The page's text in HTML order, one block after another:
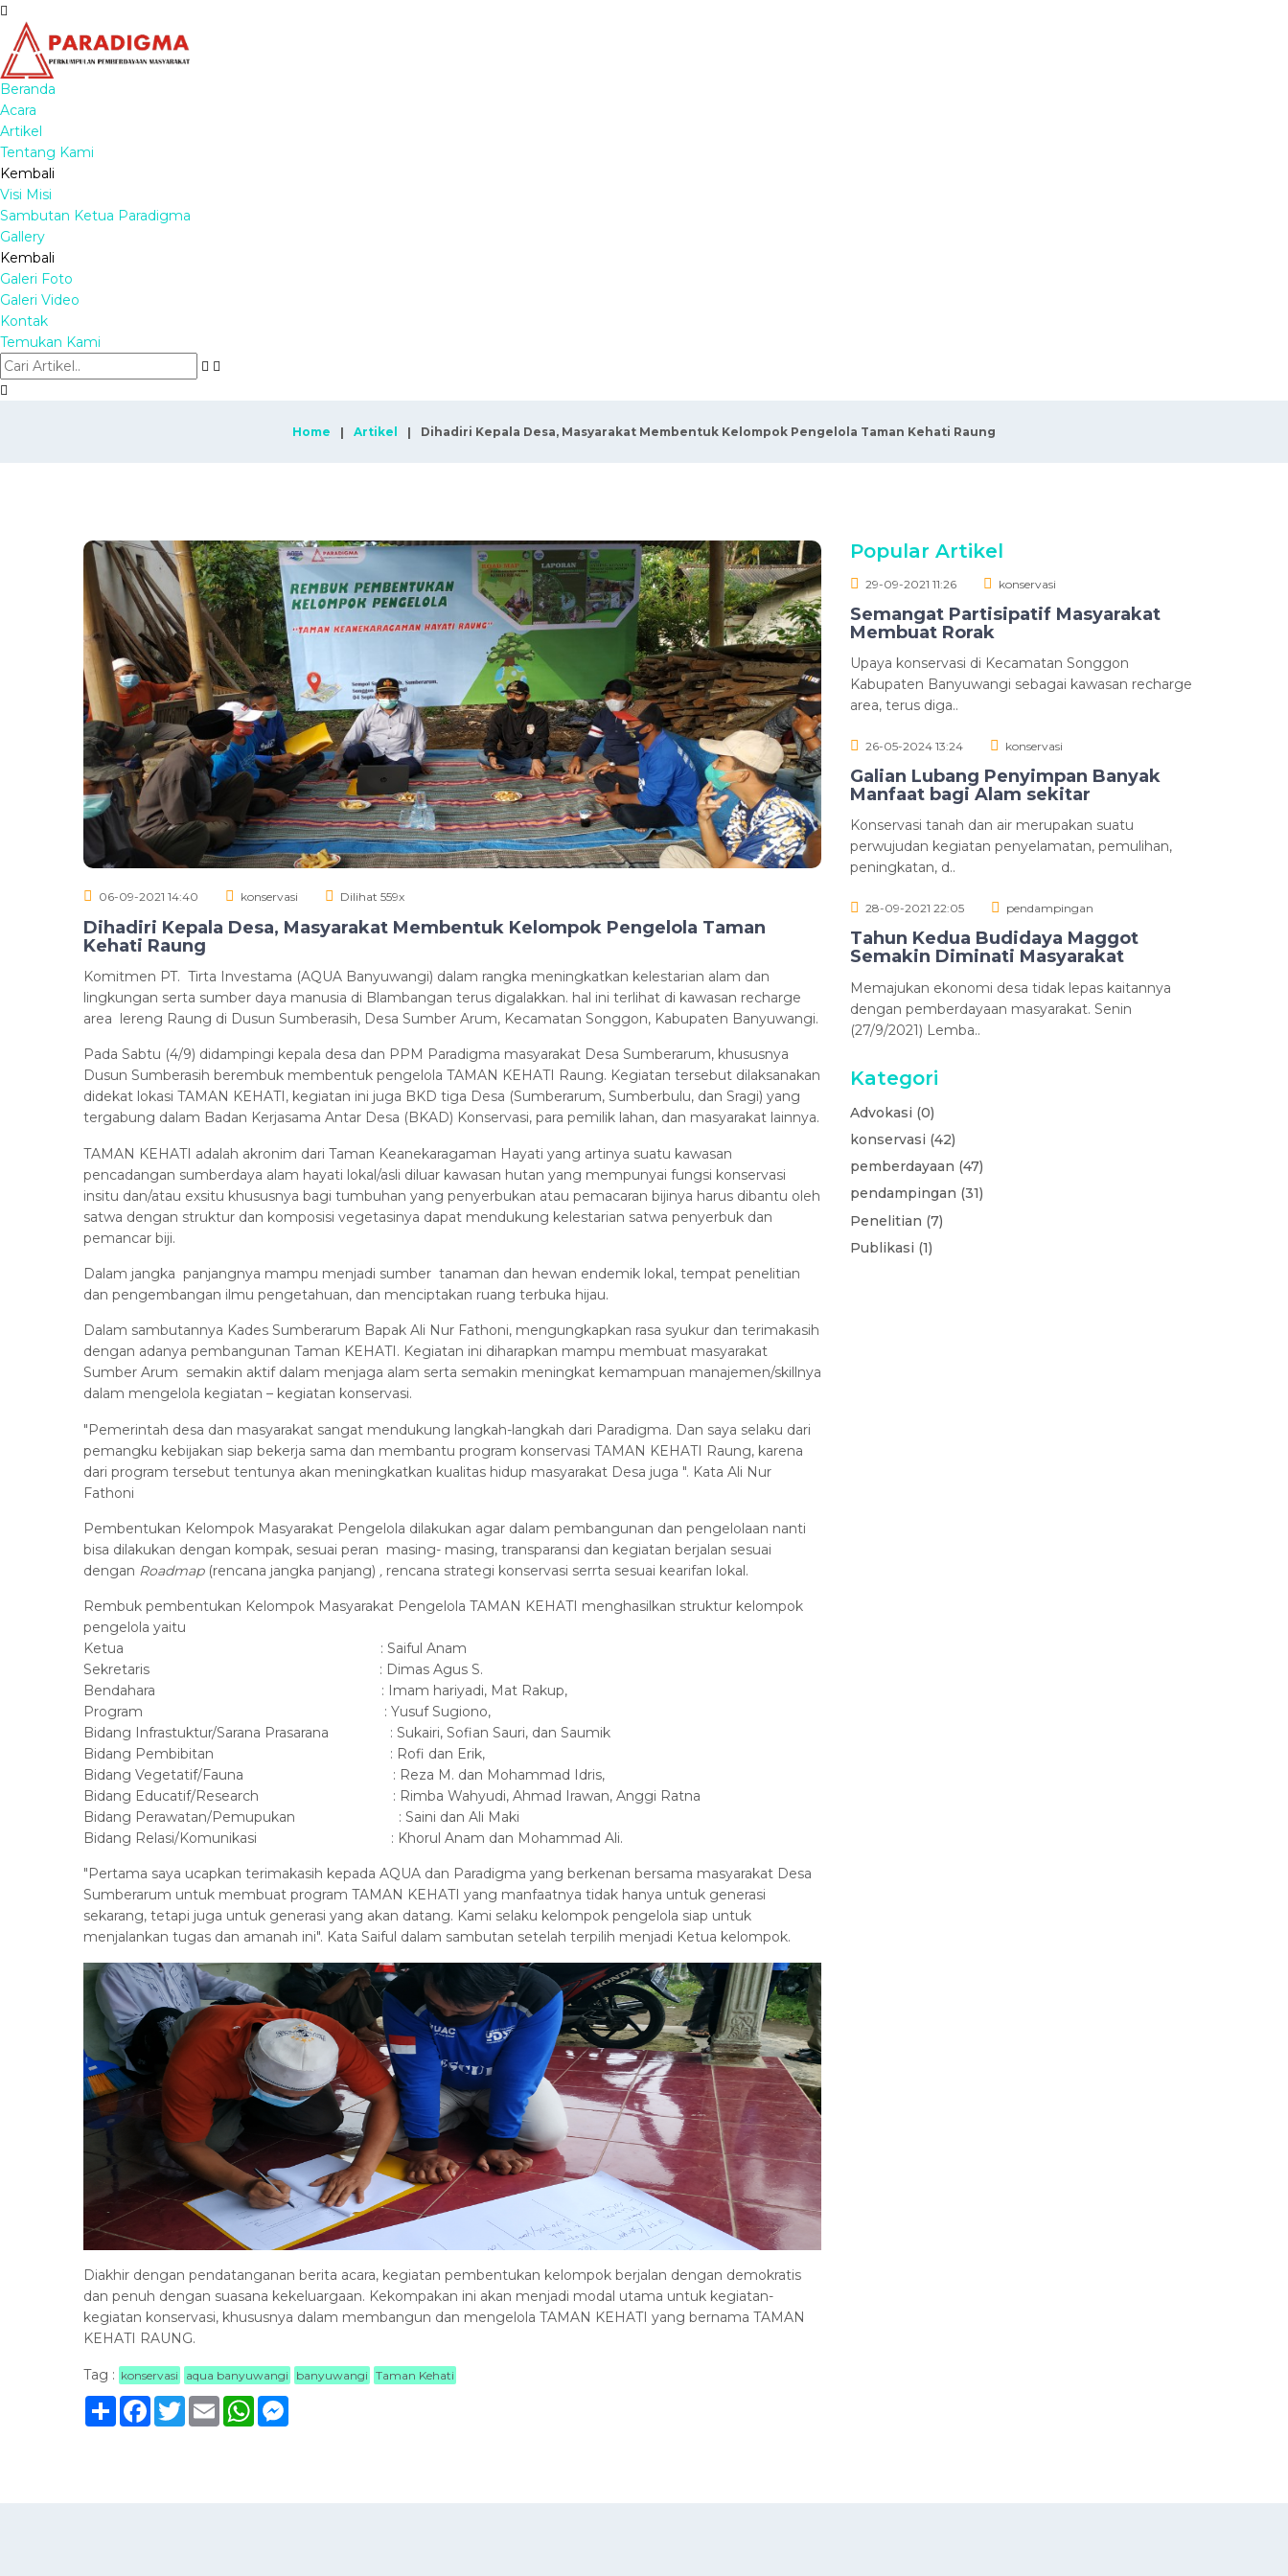
Beranda
Acara
Artikel
Tentang Kami
Kembali
Visi Misi
Sambutan Ketua Paradigma
Gallery
Kembali
Galeri Foto
Galeri Video
Kontak
Temukan Kami
Home Artikel Dihadiri Kepala Desa, Masyarakat Membentuk Kelompok Pengelola Taman Kehati Raung
06-09-2021 14:40 konservasi Dilihat 559x
Dihadiri Kepala Desa, Masyarakat Membentuk Kelompok Pengelola Taman
Kehati Raung
Komitmen PT. Tirta Investama (AQUA Banyuwangi) dalam rangka meningkatkan kelestarian alam dan
lingkungan serta sumber daya manusia di Blambangan terus digalakkan. hal ini terlihat di kawasan recharge
area lereng Raung di Dusun Sumberasih, Desa Sumber Arum, Kecamatan Songgon, Kabupaten Banyuwangi.
Pada Sabtu (4/9) didampingi kepala desa dan PPM Paradigma masyarakat Desa Sumberarum, khususnya
Dusun Sumberasih berembuk membentuk pengelola TAMAN KEHATI Raung. Kegiatan tersebut dilaksanakan
didekat lokasi TAMAN KEHATI, kegiatan ini juga BKD tiga Desa (Sumberarum, Sumberbulu, dan Sragi) yang
tergabung dalam Badan Kerjasama Antar Desa (BKAD) Konservasi, para pemilik lahan, dan masyarakat lainnya.
TAMAN KEHATI adalah akronim dari Taman Keanekaragaman Hayati yang artinya suatu kawasan
pencadangan sumberdaya alam hayati lokal/asli diluar kawasan hutan yang mempunyai fungsi konservasi
insitu dan/atau exsitu khususnya bagi tumbuhan yang penyerbukan atau pemacaran bijinya harus dibantu oleh
satwa dengan struktur dan komposisi vegetasinya dapat mendukung kelestarian satwa penyerbuk dan
pemancar biji.
Dalam jangka panjangnya mampu menjadi sumber tanaman dan hewan endemik lokal, tempat penelitian
dan pengembangan ilmu pengetahuan, dan menciptakan ruang terbuka hijau.
Dalam sambutannya Kades Sumberarum Bapak Ali Nur Fathoni, mengungkapkan rasa syukur dan terimakasih
dengan adanya pembangunan Taman KEHATI. Kegiatan ini diharapkan mampu membuat masyarakat
Sumber Arum semakin aktif dalam menjaga alam serta semakin meningkat kemampuan manajemen/skillnya
dalam mengelola kegiatan – kegiatan konservasi.
"Pemerintah desa dan masyarakat sangat mendukung langkah-langkah dari Paradigma. Dan saya selaku dari
pemangku kebijakan siap bekerja sama dan membantu program konservasi TAMAN KEHATI Raung, karena
dari program tersebut tentunya akan meningkatkan kualitas hidup masyarakat Desa juga ". Kata Ali Nur
Fathoni
Pembentukan Kelompok Masyarakat Pengelola dilakukan agar dalam pembangunan dan pengelolaan nanti
bisa dilakukan dengan kompak, sesuai peran masing- masing, transparansi dan kegiatan berjalan sesuai
dengan Roadmap (rencana jangka panjang) , rencana strategi konservasi serrta sesuai kearifan lokal.
Rembuk pembentukan Kelompok Masyarakat Pengelola TAMAN KEHATI menghasilkan struktur kelompok
pengelola yaitu
Ketua : Saiful Anam
Sekretaris : Dimas Agus S.
Bendahara : Imam hariyadi, Mat Rakup,
Program : Yusuf Sugiono,
Bidang Infrastuktur/Sarana Prasarana : Sukairi, Sofian Sauri, dan Saumik
Bidang Pembibitan : Rofi dan Erik,
Bidang Vegetatif/Fauna : Reza M. dan Mohammad Idris,
Bidang Educatif/Research : Rimba Wahyudi, Ahmad Irawan, Anggi Ratna
Bidang Perawatan/Pemupukan : Saini dan Ali Maki
Bidang Relasi/Komunikasi : Khorul Anam dan Mohammad Ali.
"Pertama saya ucapkan terimakasih kepada AQUA dan Paradigma yang berkenan bersama masyarakat Desa
Sumberarum untuk membuat program TAMAN KEHATI yang manfaatnya tidak hanya untuk generasi
sekarang, tetapi juga untuk generasi yang akan datang. Kami selaku kelompok pengelola siap untuk
menjalankan tugas dan amanah ini". Kata Saiful dalam sambutan setelah terpilih menjadi Ketua kelompok.
Diakhir dengan pendatanganan berita acara, kegiatan pembentukan kelompok berjalan dengan demokratis
dan penuh dengan suasana kekeluargaan. Kekompakan ini akan menjadi modal utama untuk kegiatan-
kegiatan konservasi, khususnya dalam membangun dan mengelola TAMAN KEHATI yang bernama TAMAN
KEHATI RAUNG.
Tag : konservasi aqua banyuwangi banyuwangi Taman Kehati
SambungFacebook
TwitterEmail WhatsApp
Popular Artikel
29-09-2021 11:26 konservasi
Semangat Partisipatif Masyarakat
Membuat Rorak
Upaya konservasi di Kecamatan Songgon
Kabupaten Banyuwangi sebagai kawasan recharge
area, terus diga..
26-05-2024 13:24 konservasi
Galian Lubang Penyimpan Banyak
Manfaat bagi Alam sekitar
Konservasi tanah dan air merupakan suatu
perwujudan kegiatan penyelamatan, pemulihan,
peningkatan, d..
28-09-2021 22:05 pendampingan
Tahun Kedua Budidaya Maggot
Semakin Diminati Masyarakat
Memajukan ekonomi desa tidak lepas kaitannya
dengan pemberdayaan masyarakat. Senin
(27/9/2021) Lemba..
Kategori
Advokasi (0)
konservasi (42)
pemberdayaan (47)
pendampingan (31)
Penelitian (7)
Publikasi (1)